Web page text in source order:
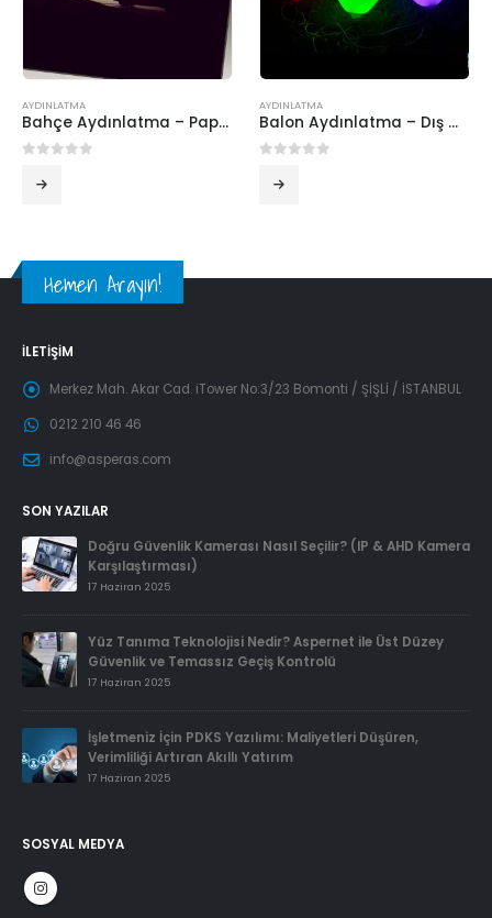
AYDINLATMA
Bahçe Aydınlatma – Papatya ( Mini )
AYDINLATMA
Balon Aydınlatma – Dış mekan Aydınlatma Ürünleri
Hemen Arayın!
İLETIŞIM
Merkez Mah. Akar Cad. iTower No:3/23 Bomonti / ŞİŞLİ / İSTANBUL
0212 210 46 46
info@asperas.com
SON YAZILAR
Doğru Güvenlik Kamerası Nasıl Seçilir? (IP & AHD Kamera
Karşılaştırması)
17 Haziran 2025
Yüz Tanıma Teknolojisi Nedir? Aspernet ile Üst Düzey
Güvenlik ve Temassız Geçiş Kontrolü
17 Haziran 2025
İşletmeniz İçin PDKS Yazılımı: Maliyetleri Düşüren,
Verimliliği Artıran Akıllı Yatırım
17 Haziran 2025
SOSYAL MEDYA